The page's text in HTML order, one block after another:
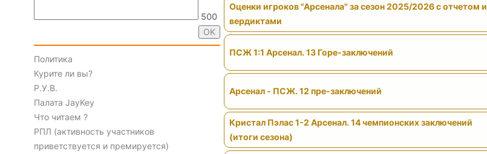
500
Политика
Курите ли вы?
Р.У.В.
Палата JayKey
Что читаем ?
РПЛ (активность участников
приветствуется и премируется)
Оценки игроков "Арсенала" за сезон 2025/2026 с отчетом и
вердиктами
ПСЖ 1:1 Арсенал. 13 Горе-заключений
Арсенал - ПСЖ. 12 пре-заключений
Кристал Пэлас 1-2 Арсенал. 14 чемпионских заключений
(итоги сезона)